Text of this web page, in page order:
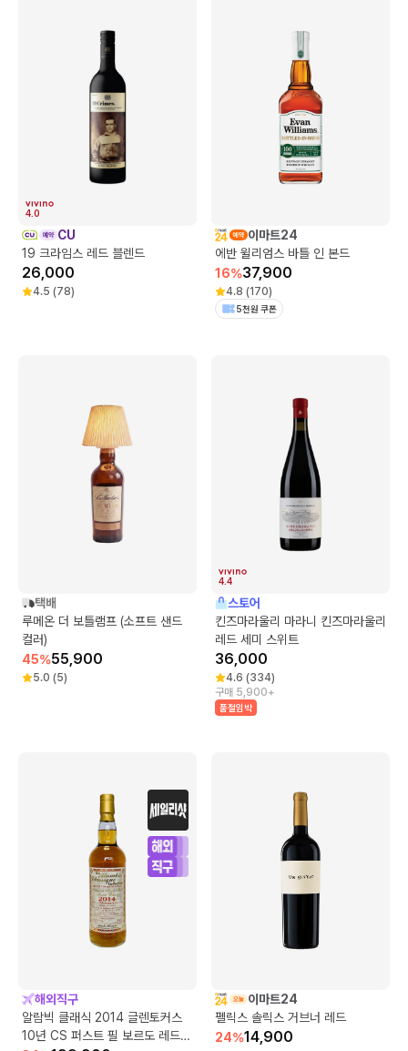
4.0
CU
19 크라임스 레드 블렌드
26,000
4.5 (78)
이마트24
에반 윌리엄스 바틀 인 본드
16%37,900
4.8 (170)
5천원 쿠폰
택배
루메온 더 보틀램프 (소프트 샌드
컬러)
45%55,900
5.0 (5)
4.4
스토어
킨즈마라울리 마라니 킨즈마라울리
레드 세미 스위트
36,000
4.6 (334)
구매 5,900+
품절임박
해외직구
알람빅 클래식 2014 글렌토커스
10년 CS 퍼스트 필 보르도 레드
이마트24
펠릭스 솔릭스 거브너 레드
24%14,900